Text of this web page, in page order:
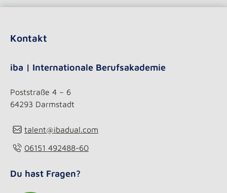
Kontakt
iba | Internationale Berufsakademie
Poststraße 4 – 6
64293 Darmstadt
talent@ibadual.com
06151 492488-60
Du hast Fragen?